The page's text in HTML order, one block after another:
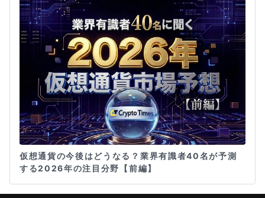
仮想通貨の今後はどうなる？業界有識者40名が予測
する2026年の注目分野【前編】